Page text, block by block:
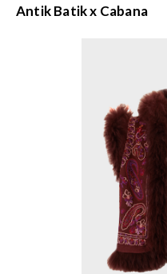
Antik Batik x Cabana